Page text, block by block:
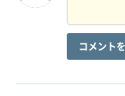
コメント